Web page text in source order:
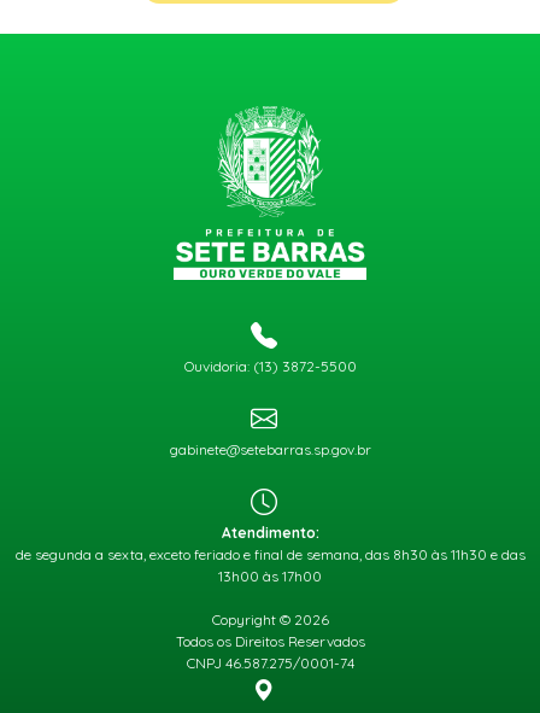
Ouvidoria: (13) 3872-5500
gabinete@setebarras.sp.gov.br
Atendimento:
de segunda a sexta, exceto feriado e final de semana, das 8h30 às 11h30 e das
13h00 às 17h00
Copyright © 2026
Todos os Direitos Reservados
CNPJ 46.587.275/0001-74